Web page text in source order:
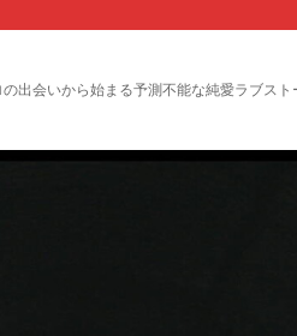
出会いから始まる予測不能な純愛ラブス